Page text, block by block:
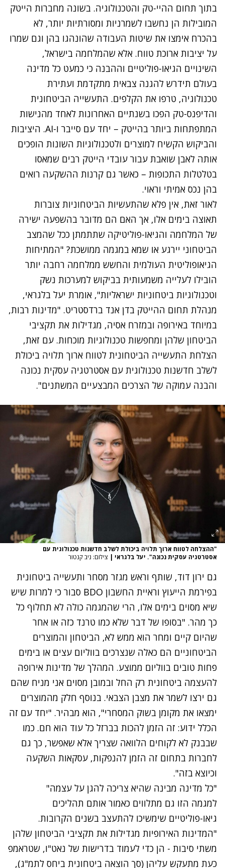
בתוך תחום ההיי-טק והטכנולוגיה. בשונה מחברות הייטק
המובילות הן נחשבו לשמרניות ומסורתיות יותר, לא
בהכרח אימצו את שיטות העבודה שהונהגו בהן וגם שמרו
על יציבות ארוכת טווח. אלא שהמלחמה בישראל,
השינויים הגיאו-פוליטיים וההבנה כי כמעט כל מדינה
בעולם תידרש להגנה צבאית מתקדמת ועתירת
טכנולוגיה, טרפו את הקלפים. התעשייה הביטחונית
והדיפנס-טק הפכו בשנתיים האחרונות לאחד מהנישות
המתפתחות ביותר בהייטק – יחד עם סייבר ו-AI. היציבות
והביקוש הקשיח למוצרים ולטכנולוגיות השונות הופכים
אותה לאבן שואבת עבור עובדי הייטק רבים שמאסו
בטלטלות התכופות – כאשר גם קרנות ההשקעה רואים
בהן נכס אמיתי וראוי.
לאור זאת, אין פלא שהתעשיות הביטחוניות צוברות
תאוצה בימים אלו, אך האם הם מדובר בהשפעה ישירה
של המלחמה והגיאו-פוליטיקה שתתמתן ככל שהמצב
הביטחוני יירגע או שמא במגמה ממושכת? "המתיחות
הגיאופוליטית העולמית והחשש ממלחמה רחבה יותר
הובילו לעלייה משמעותית בביקוש למערכות נשק
וטכנולוגיות ביטחוניות ישראליות", אומרת יעל בלגראי,
מנהלת תחום ההייטק בדן אנד ברדסטריט. "מדינות רבות,
במיוחד באירופה ובמזרח אסיה, מגדילות את תקציבי
הביטחון שלהן ומחפשות טכנולוגיות מוכחות. עם זאת,
הצלחת התעשייה הביטחונית לטווח ארוך תלויה ביכולת
לשלב חדשנות טכנולוגית עם אסטרטגיה עסקית נכונה
והבנה עמוקה של הצרכים המבצעיים המשתנים".
"ההצלחה לטווח ארוך תלויה ביכולת לשלב חדשנות טכנולוגית עם
אסטרטגיה עסקית נכונה". יעל בלגראי | צילום: ניב קנטור
גם ירון דוד, שותף וראש מגזר מסחר ותעשייה ביטחונית
בפירמת הייעוץ וראיית החשבון BDO סבור כי למרות שיש
שיא מסוים בימים אלו, הרי שהמגמה כולה לא תחלוף כל
כך מהר. "בסופו של דבר שלא כמו טרנד כזה או אחר
שהיום קיים ומחר הוא ממש לא, הביטחון והמוצרים
הביטחוניים הם כאלה שנצרכים בווליום עצים או בימים
פחות טובים בווליום ממוצע. המהלך של מדינות אירופה
להעצמה ביטחונית רק החל ובמובן מסוים אני מניח שהם
גם ירצו לשמר את מצבן הצבאי. בנוסף חלק מהמוצרים
ימצאו את מקומן בשוק המסחרי", הוא מבהיר. "יחד עם זה
הכלל ידוע: זה הזמן להכות בברזל כל עוד הוא חם. כמו
שבבנק לא לקוחים הלוואה שצריך אלא שאפשר, כך גם
לחברות בתחום זה הזמן להנפקות, עסקאות השקעה
וכיוצא בזה".
"כל מדינה מבינה שהיא צריכה להגן על עצמה"
למגמה הזו גם מתלווים כאמור אותם תהליכים
גיאו-פוליטיים שימשיכו להתעצב בשנים הקרובות.
"המדינות האירופיות מגדילות את תקציבי הביטחון שלהן
משתי סיבות - הן כדי לעמוד בדרישות של נאט"ו, שטראמפ
כעת מתעקש עליהן (סך הוצאה ביטחונית ביחס לתמ"ג),